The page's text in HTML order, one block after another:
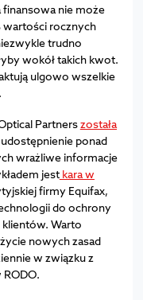
finansowa nie może
wartości rocznych
trudno
wokół takich kwot.
ulgowo wszelkie
Partnerszostała
ponad
wrażliwe informacje
jestkara w
firmy Equifax,
do ochrony
Warto
nowych zasad
w związku z